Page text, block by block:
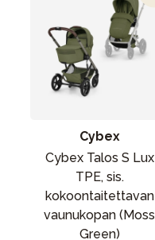
Cybex
Cybex Talos S Lux
TPE, sis.
kokoontaitettavan
vaunukopan (Moss
Green)